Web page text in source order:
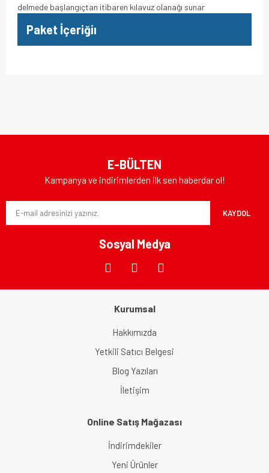
delmede başlangıçtan itibaren kılavuz olanağı sunar
Paket İçeriğiı
Ürün resmi kalitesiz, bozuk veya görüntülenemiyor.
Ürün açıklamasında eksik bilgiler bulunuyor.
Ürün fiyatı diğer sitelerden daha pahalı.
E-BÜLTEN
Kampanya ve indirimlerden ilk sen haberdar ol!
KAYDOL
Sosyal Medya
Kurumsal
Hakkımızda
Yetkili Satıcı Belgesi
Blog Yazıları
İletişim
Online Satış Mağazası
İndirimdekiler
Yeni Ürünler